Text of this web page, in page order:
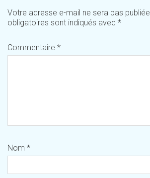
Votre adresse e-mail ne sera pas
obligatoires sont indiqués avec *
Commentaire *
Nom *